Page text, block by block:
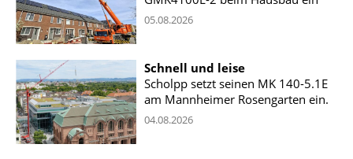
05.08.2026
Schnell und leise
Scholpp setzt seinen MK 140-5.1E
am Mannheimer Rosengarten ein.
04.08.2026